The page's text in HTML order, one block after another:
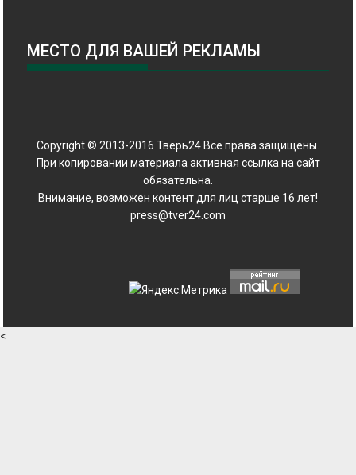
МЕСТО ДЛЯ ВАШЕЙ РЕКЛАМЫ
Copyright © 2013-2016 Тверь24 Все права защищены.
При копировании материала активная ссылка на сайт
обязательна.
Внимание, возможен контент для лиц старше 16 лет!
press@tver24.com
<